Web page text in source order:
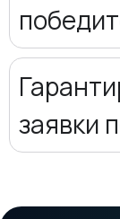
заявки